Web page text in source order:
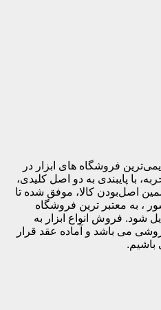
فروشگاه های ابزار در
با پایبندی به دو اصل کلیدی،
اصل‌بودن کالا، موفق شده تا
، به معتبر ترین فروشگاه
شود. فروش انواع ابزار به
می باشد و آماده عقد قرار
باشیم.